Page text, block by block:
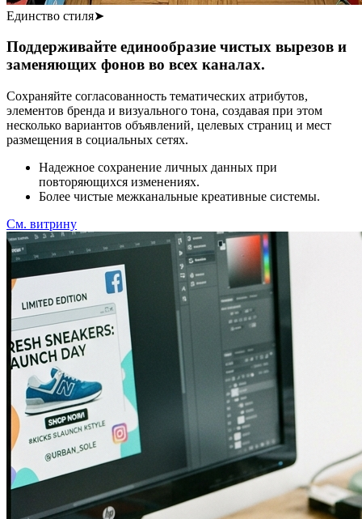
Единство стиля➤
Поддерживайте единообразие чистых вырезов и
заменяющих фонов во всех каналах.
Сохраняйте согласованность тематических атрибутов,
элементов бренда и визуального тона, создавая при этом
несколько вариантов объявлений, целевых страниц и мест
размещения в социальных сетях.
Надежное сохранение личных данных при
повторяющихся изменениях.
Более чистые межканальные креативные системы.
См. витрину